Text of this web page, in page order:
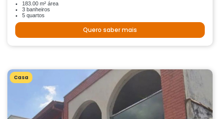
183.00 m² área
3 banheiros
5 quartos
Quero saber mais
Casa